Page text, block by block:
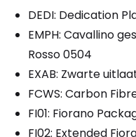
DEDI: Dedication
EMPH: Cavallino
Rosso 0504
EXAB: Zwarte
FCWS: Carbon
FI01: Fiorano
FI02: Extended